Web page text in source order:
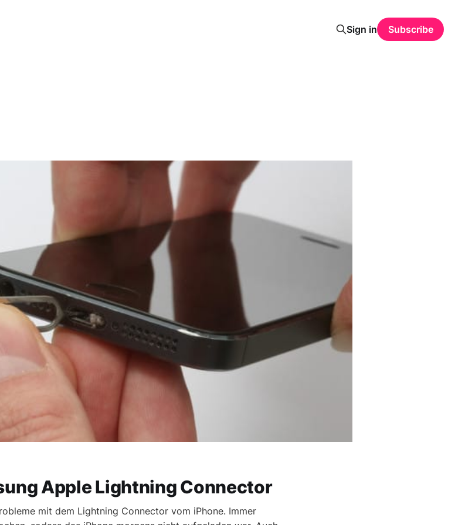
Sign in Subscribe
Apple Lightning Connector
mit dem Lightning Connector vom iPhone. Immer